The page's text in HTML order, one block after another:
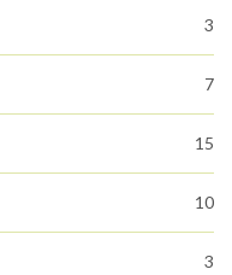
3
7
15
10
3